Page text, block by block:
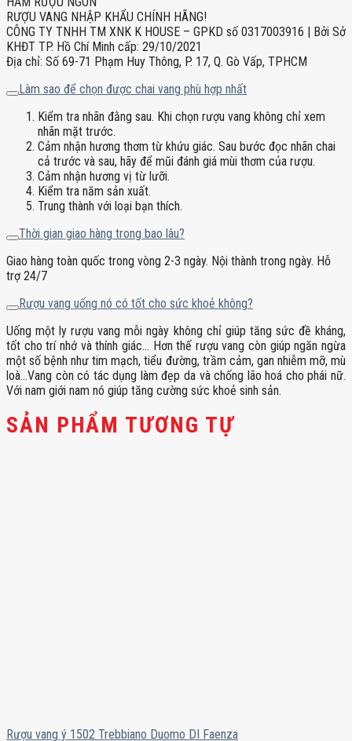
RƯỢU VANG NHẬP KHẨU CHÍNH HÃNG!
CÔNG TY TNHH TM XNK K HOUSE – GPKD số 0317003916 | Bởi Sở
KHĐT TP. Hồ Chí Minh cấp: 29/10/2021
Địa chỉ: Số 69-71 Phạm Huy Thông, P. 17, Q. Gò Vấp, TPHCM
Làm sao để chọn được chai vang phù hợp nhất
Kiểm tra nhãn đằng sau. Khi chọn rượu vang không chỉ xem
nhãn mặt trước.
Cảm nhận hương thơm từ khứu giác. Sau bước đọc nhãn chai
cả trước và sau, hãy để mũi đánh giá mùi thơm của rượu.
Cảm nhận hương vị từ lưỡi.
Kiểm tra năm sản xuất.
Trung thành với loại bạn thích.
Thời gian giao hàng trong bao lâu?
Giao hàng toàn quốc trong vòng 2-3 ngày. Nội thành trong ngày. Hỗ
trợ 24/7
Rượu vang uống nó có tốt cho sức khoẻ không?
Uống một ly rượu vang mỗi ngày không chỉ giúp tăng sức đề kháng,
tốt cho trí nhớ và thính giác… Hơn thế rượu vang còn giúp ngăn ngừa
một số bệnh như tim mạch, tiểu đường, trầm cảm, gan nhiễm mỡ, mù
loà…Vang còn có tác dụng làm đẹp da và chống lão hoá cho phái nữ.
Với nam giới nam nó giúp tăng cường sức khoẻ sinh sản.
SẢN PHẨM TƯƠNG TỰ
Rượu vang ý 1502 Trebbiano Duomo DI Faenza